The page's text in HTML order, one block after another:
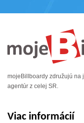
mojeBillboardy združujú na
agentúr z celej SR.
Viac informácií